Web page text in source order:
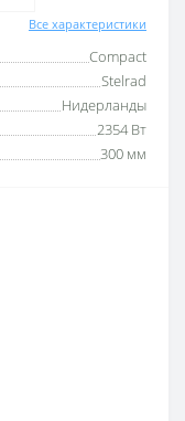
Все характеристики
Compact
Stelrad
Нидерланды
2354 Вт
300 мм